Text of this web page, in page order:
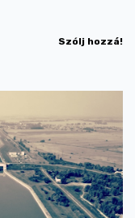
Szólj hozzá!